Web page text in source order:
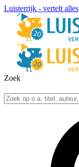
Luisterrijk - vertelt alles
Zoek